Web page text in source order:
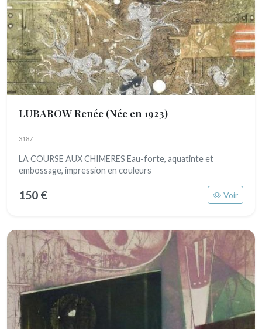
LUBAROW Renée (Née en 1923)
3187
LA COURSE AUX CHIMERES Eau-forte, aquatinte et
embossage, impression en couleurs
150 € Voir